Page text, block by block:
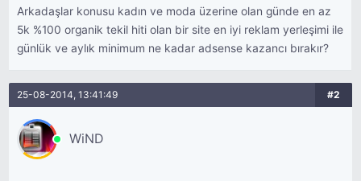
Arkadaşlar konusu kadın ve moda üzerine olan günde en az
5k %100 organik tekil hiti olan bir site en iyi reklam yerleşimi ile
günlük ve aylık minimum ne kadar adsense kazancı bırakır?
25-08-2014, 13:41:49 #2
WiND